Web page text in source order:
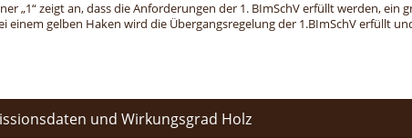
„1“ zeigt an, dass die Anforderungen der 1. BImSchV erfüllt werden, ein
einem gelben Haken wird die Übergangsregelung der 1.BImSchV erfüllt
und Wirkungsgrad Holz